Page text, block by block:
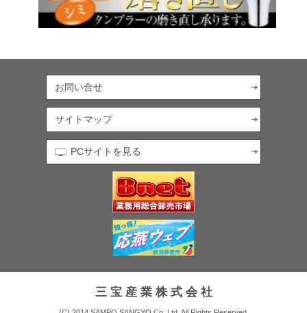
お問い合せ
サイトマップ
PCサイトを見る
三 宝 産 業 株 式 会 社